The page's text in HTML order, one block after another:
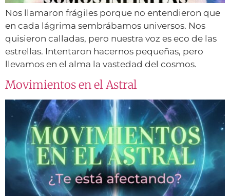
Nos llamaron frágiles porque no entendieron que
en cada lágrima sembrábamos universos. Nos
quisieron calladas, pero nuestra voz es eco de las
estrellas. Intentaron hacernos pequeñas, pero
llevamos en el alma la vastedad del cosmos.
Movimientos en el Astral